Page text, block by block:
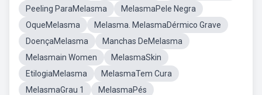
Peeling ParaMelasma
MelasmaPele Negra
OqueMelasma
Melasma. MelasmaDérmico Grave
DoençaMelasma
Manchas DeMelasma
Melasmain Women
MelasmaSkin
EtilogiaMelasma
MelasmaTem Cura
MelasmaGrau 1
MelasmaPés